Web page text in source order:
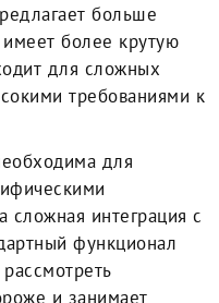
больше
более крутую
для сложных
требованиями к
для
сложная интеграция с
функционал
и занимает